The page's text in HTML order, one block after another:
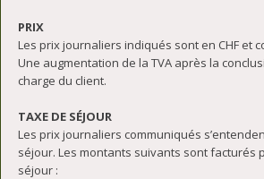
PRIX
Les prix journaliers indiqués sont en CHF et
Une augmentation de la TVA après la
charge du client.
TAXE DE SÉJOUR
Les prix journaliers communiqués
séjour. Les montants suivants sont facturés
séjour :